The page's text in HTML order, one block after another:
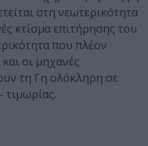
στη νεωτερικότητα
κτίσμα επιτήρησης του
που πλέον
οι μηχανές
τη Γη ολόκληρη σε